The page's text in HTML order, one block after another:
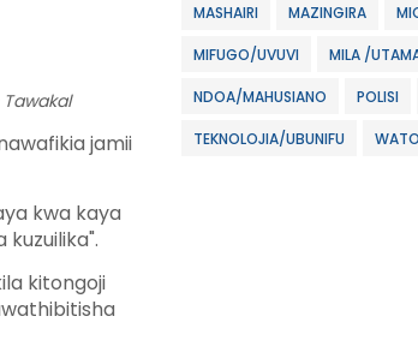
jamii
kwa kaya
kitongoji
MASHAIRI MAZINGIRA
MIFUGO/UVUVI MILA /
NDOA/MAHUSIANO POLISI
TEKNOLOJIA/UBUNIFU